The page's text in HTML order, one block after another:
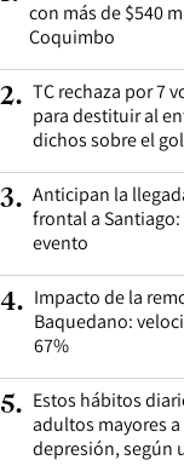
con más de $540
Coquimbo
2. TC rechaza por 7
para destituir al
dichos sobre el
3. Anticipan la
frontal a
evento
4. Impacto de la
Baquedano:
67%
5. Estos hábitos
adultos mayores
depresión, según